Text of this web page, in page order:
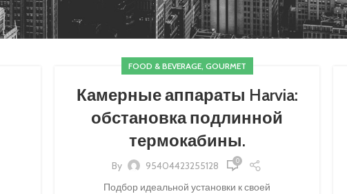
FOOD & BEVERAGE, GOURMET
Камерные аппараты Harvia:
обстановка подлинной
термокабины.
By 95404423255128 0
Подбор идеальной установки к своей